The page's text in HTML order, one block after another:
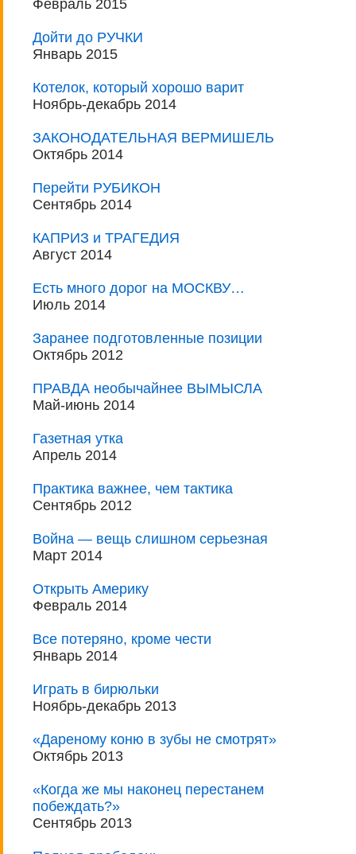
Февраль 2015
Дойти до РУЧКИ
Январь 2015
Котелок, который хорошо варит
Ноябрь-декабрь 2014
ЗАКОНОДАТЕЛЬНАЯ ВЕРМИШЕЛЬ
Октябрь 2014
Перейти РУБИКОН
Сентябрь 2014
КАПРИЗ и ТРАГЕДИЯ
Август 2014
Есть много дорог на МОСКВУ…
Июль 2014
Заранее подготовленные позиции
Октябрь 2012
ПРАВДА необычайнее ВЫМЫСЛА
Май-июнь 2014
Газетная утка
Апрель 2014
Практика важнее, чем тактика
Сентябрь 2012
Война — вещь слишном серьезная
Март 2014
Открыть Америку
Февраль 2014
Все потеряно, кроме чести
Январь 2014
Играть в бирюльки
Ноябрь-декабрь 2013
«Дареному коню в зубы не смотрят»
Октябрь 2013
«Когда же мы наконец перестанем
побеждать?»
Сентябрь 2013